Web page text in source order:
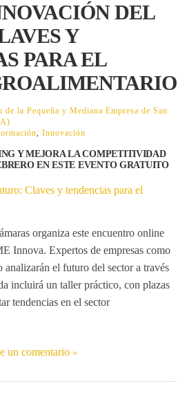
DEL
Y
PARA EL
de la Pequeña y Mediana Empresa de San
, Innovación
Y MEJORA LA COMPETITIVIDAD
EN ESTE EVENTO GRATUITO
organiza este encuentro online
Innova. Expertos de empresas como
el futuro del sector a través
incluirá un taller práctico, con plazas
tendencias en el sector
un comentario